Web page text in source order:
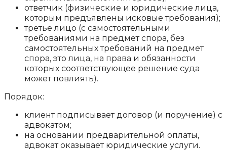
ответчик (физические и юридические лица,
которым предъявлены исковые требования);
третье лицо (с самостоятельными
требованиями на предмет спора, без
самостоятельных требований на предмет
спора, это лица, на права и обязанности
которых соответствующее решение суда
может повлиять).
Порядок:
клиент подписывает договор (и поручение) с
адвокатом;
на основании предварительной оплаты,
адвокат оказывает юридические услуги.